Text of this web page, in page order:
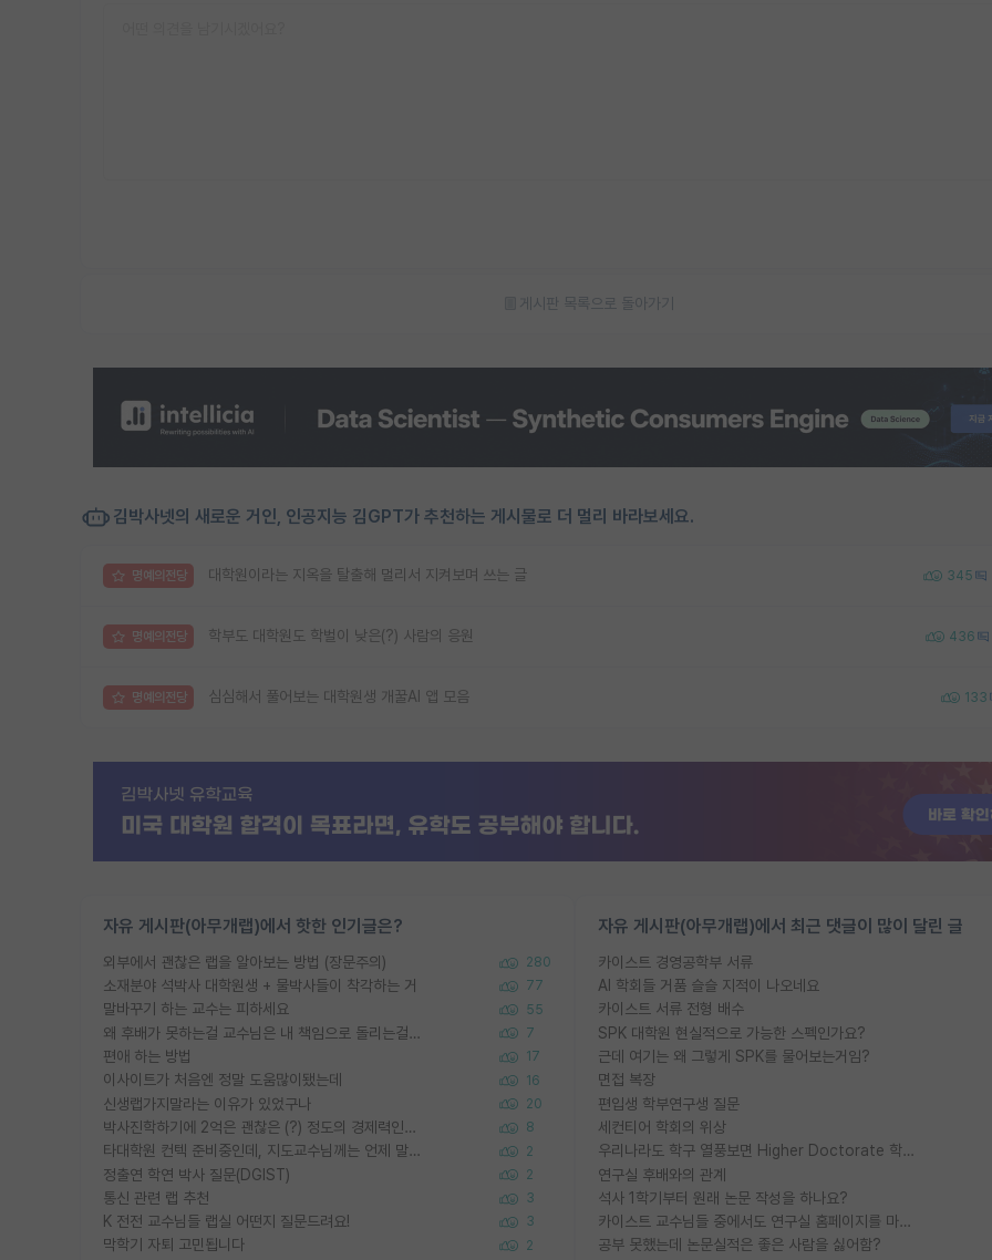
게시판 목록으로 돌아가기
김박사넷의 새로운 거인, 인공지능 김GPT가 추천하는 게시물로 더 멀리 바라보세요.
명예의전당 대학원이라는 지옥을 탈출해 멀리서 지켜보며 쓰는 글 345
명예의전당 학부도 대학원도 학벌이 낮은(?) 사람의 응원 436
명예의전당 심심해서 풀어보는 대학원생 개꿀AI 앱 모음 133
자유 게시판(아무개랩)에서 핫한 인기글은?
외부에서 괜찮은 랩을 알아보는 방법 (장문주의) 280
소재분야 석박사 대학원생 + 물박사들이 착각하는 거 77
말바꾸기 하는 교수는 피하세요 55
왜 후배가 못하는걸 교수님은 내 책임으로 돌리는걸까요? 7
편애 하는 방법 17
이사이트가 처음엔 정말 도움많이됐는데 16
신생랩가지말라는 이유가 있었구나 20
박사진학하기에 2억은 괜찮은 (?) 정도의 경제력인가요 8
타대학원 컨텍 준비중인데, 지도교수님께는 언제 말씀드려야 할까요? 2
정출연 학연 박사 질문(DGIST) 2
통신 관련 랩 추천 3
K 전전 교수님들 랩실 어떤지 질문드려요! 3
막학기 자퇴 고민됩니다 2
자유 게시판(아무개랩)에서 최근 댓글이 많이 달린 글
카이스트 경영공학부 서류
AI 학회들 거품 슬슬 지적이 나오네요
카이스트 서류 전형 배수
SPK 대학원 현실적으로 가능한 스펙인가요?
근데 여기는 왜 그렇게 SPK를 물어보는거임?
면접 복장
편입생 학부연구생 질문
세컨티어 학회의 위상
우리나라도 학구 열풍보면 Higher Doctorate 학위가 필요하다고 봅니다.
연구실 후배와의 관계
석사 1학기부터 원래 논문 작성을 하나요?
카이스트 교수님들 중에서도 연구실 홈페이지를 마련 안 하신 분들이 계시던데
공부 못했는데 논문실적은 좋은 사람을 싫어함?